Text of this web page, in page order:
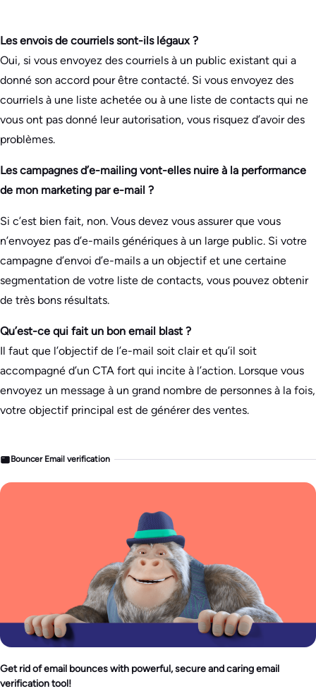
Les envois de courriels sont-ils légaux ?
Oui, si vous envoyez des courriels à un public existant qui a
donné son accord pour être contacté. Si vous envoyez des
courriels à une liste achetée ou à une liste de contacts qui ne
vous ont pas donné leur autorisation, vous risquez d’avoir des
problèmes.
Les campagnes d’e-mailing vont-elles nuire à la performance
de mon marketing par e-mail ?
Si c’est bien fait, non. Vous devez vous assurer que vous
n’envoyez pas d’e-mails génériques à un large public. Si votre
campagne d’envoi d’e-mails a un objectif et une certaine
segmentation de votre liste de contacts, vous pouvez obtenir
de très bons résultats.
Qu’est-ce qui fait un bon email blast ?
Il faut que l’objectif de l’e-mail soit clair et qu’il soit
accompagné d’un CTA fort qui incite à l’action. Lorsque vous
envoyez un message à un grand nombre de personnes à la fois,
votre objectif principal est de générer des ventes.
Bouncer Email verification
Get rid of email bounces with powerful, secure and caring email
verification tool!